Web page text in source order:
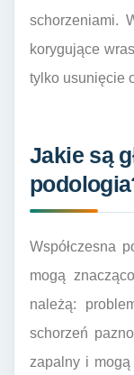
schorzeniami.
korygujące
tylko usunięcie
Jakie są
Współczesna
mogą
należą:
schorzeń
zapalny i